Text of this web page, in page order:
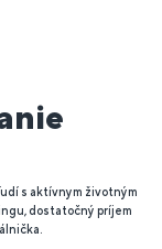
s aktívnym životným
dostatočný príjem